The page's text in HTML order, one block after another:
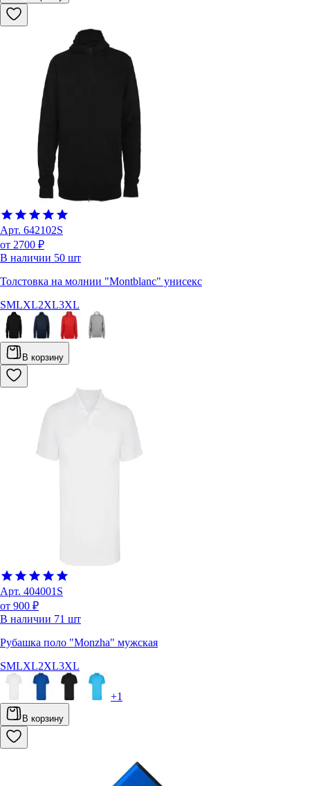
Арт. 642102S
от 2700 ₽
В наличии 50 шт
Толстовка на молнии "Montblanc" унисекс
SMLXL2XL3XL
В корзину
Арт. 404001S
от 900 ₽
В наличии 71 шт
Рубашка поло "Monzha" мужская
SMLXL2XL3XL
+1
В корзину